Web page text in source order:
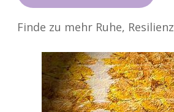
Finde zu mehr Ruhe, Resilienz